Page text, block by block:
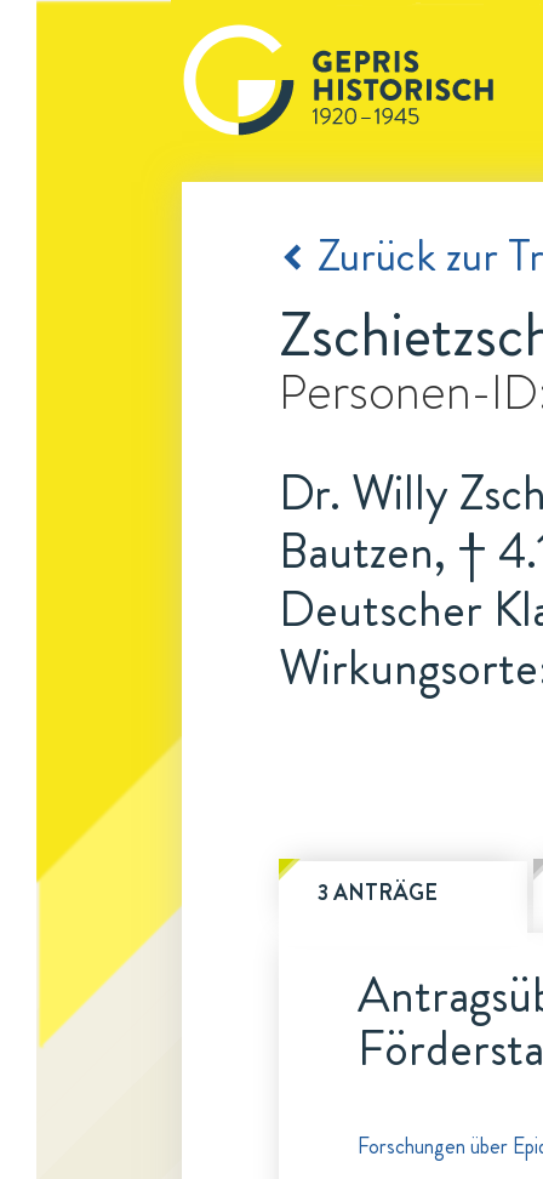
Zurück zur
Personen-
Dr. Willy
Bautzen, †
Deutscher
3 ANTRÄGE
Forschungen über